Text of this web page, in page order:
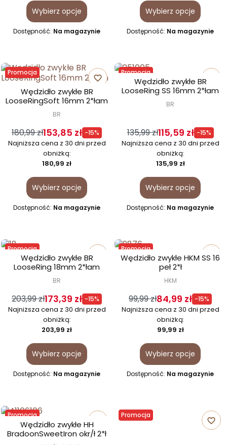
Wybierz opcje
Dostępność: Na magazynie
Wybierz opcje
Dostępność: Na magazynie
Promocja
favorite_border
Wędzidło zwykłe BR
LooseRingSoft 16mm 2*łam
BR
180,99 zł153,85 zł -15%
Najniższa cena z 30 dni przed
obniżką:
180,99 zł
Wybierz opcje
Dostępność: Na magazynie
Promocja
Wędzidło zwykłe BR
LooseRing SS 16mm 2*łam
BR
135,99 zł115,59 zł -15%
Najniższa cena z 30 dni przed
obniżką:
135,99 zł
Wybierz opcje
Dostępność: Na magazynie
Promocja
Wędzidło zwykłe BR
LooseRing 18mm 2*łam
BR
203,99 zł173,39 zł -15%
Najniższa cena z 30 dni przed
obniżką:
203,99 zł
Wybierz opcje
Dostępność: Na magazynie
Promocja
favorite_border
Wędzidło zwykłe HKM SS 16
peł 2*ł
HKM
99,99 zł84,99 zł -15%
Najniższa cena z 30 dni przed
obniżką:
99,99 zł
Wybierz opcje
Dostępność: Na magazynie
Promocja
favorite_border
Wędzidło zwykłe HH
BradoonSweetIron okr/ł 2*ł
Promocja
favorite_border